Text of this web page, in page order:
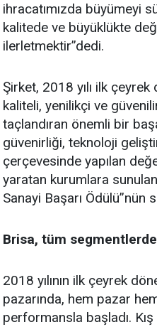
ihracatımızda büyümeyi
kalitede ve büyüklükte
ilerletmektir”dedi.
Şirket, 2018 yılı ilk
kaliteli, yenilikçi ve
taçlandıran önemli bir
güvenirliği, teknoloji
çerçevesinde yapılan
yaratan kurumlara
Sanayi Başarı Ödülü”nün
Brisa, tüm
2018 yılının ilk çeyrek
pazarında, hem pazar
performansla başladı. Kış